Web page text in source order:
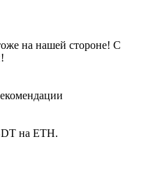
на нашей стороне! С
на ETH.